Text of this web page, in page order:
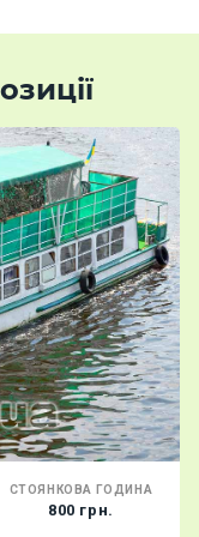
СТОЯНКОВА ГОДИНА
800 грн.